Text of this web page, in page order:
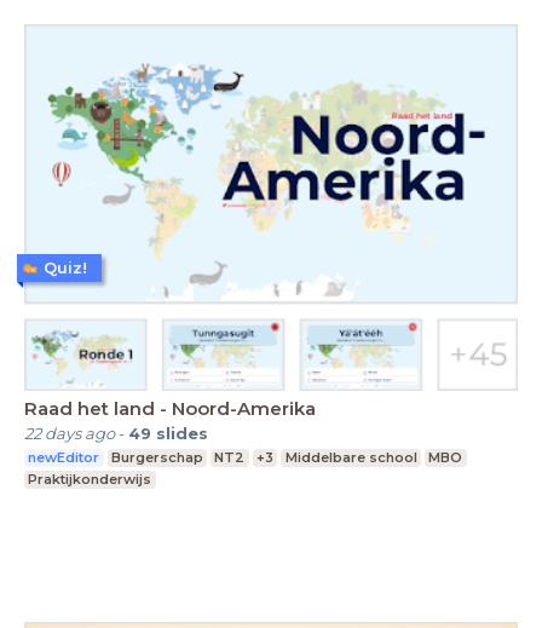
Raad het land - Noord-Amerika
22 days ago- 49 slides
newEditor Burgerschap NT2 +3 Middelbare school
MBO
Praktijkonderwijs
Quiz!